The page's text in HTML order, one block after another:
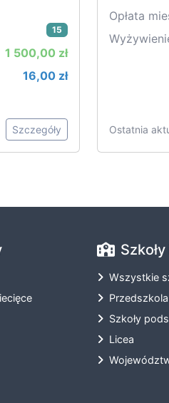
15
1 500,00 zł
16,00 zł
Szczegóły
Opłata
Ostatnia
Wszystkie
Przedszkola
Szkoły
Licea